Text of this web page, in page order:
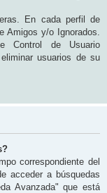
En cada perfil de
Amigos y/o Ignorados.
Control de Usuario
usuarios de su
correspondiente del
acceder a búsquedas
Avanzada" que está